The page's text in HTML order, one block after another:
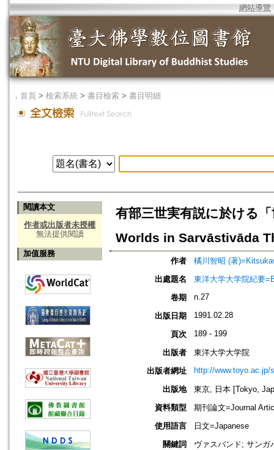
網站導覽
． 首頁 > 檢索系統 > 書目檢索 > 書目明細
閱讀本文
作者或出版者未授權
無法提供閱讀
加值服務
有部三世実有説に於ける
Worlds in Sarvāstivāda
作者
橘川智昭 (著
出處題名
東洋大学大学院紀要
卷期
n.27
出版日期 1991.02.28
頁次 189 - 199
出版者
東洋大学大学院
出版者網址
http://www.toyo.ac.jp/
出版地
東京, 日本 [Tokyo,
資料類型
期刊論文=Journal
使用語言
日文=Japanese
關鍵詞
ヴァスバンド; サンガ